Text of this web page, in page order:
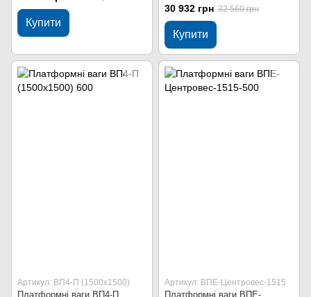
Купити
1500x1500 мм 300 кг Wi-Fi
30 932 грн 32 560 грн
Купити
Артикул: ВП4-П (1500х1500)
Платформні ваги ВП4-П
Артикул: ВПЕ-Центровес-1515
Платформні ваги ВПЕ-